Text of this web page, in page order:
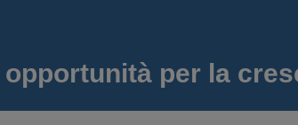
per la